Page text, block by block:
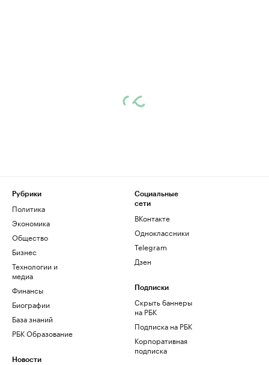
Рубрики
Политика
Экономика
Общество
Бизнес
Технологии и
медиа
Финансы
Биографии
База знаний
РБК Образование
Новости
Социальные
сети
ВКонтакте
Одноклассники
Telegram
Дзен
Подписки
Скрыть баннеры
на РБК
Подписка на РБК
Корпоративная
подписка